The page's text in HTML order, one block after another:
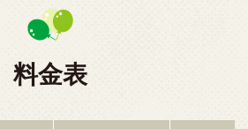
料金表